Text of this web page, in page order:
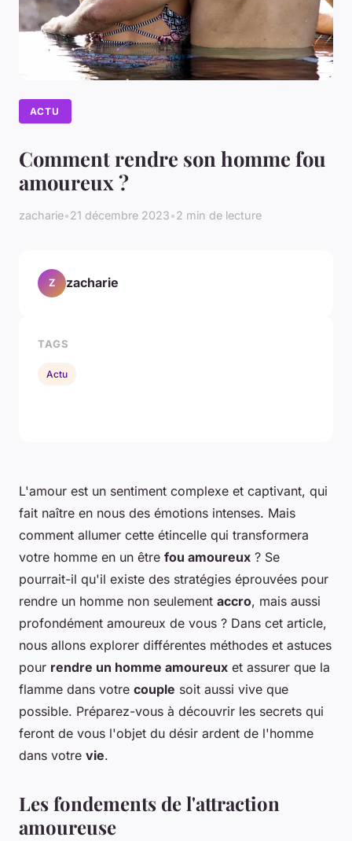
ACTU
Comment rendre son homme fou
amoureux ?
zacharie•21 décembre 2023•2 min de lecture
L'amour est un sentiment complexe et captivant, qui
fait naître en nous des émotions intenses. Mais
comment allumer cette étincelle qui transformera
votre homme en un être fou amoureux ? Se
pourrait-il qu'il existe des stratégies éprouvées pour
rendre un homme non seulement accro, mais aussi
profondément amoureux de vous ? Dans cet article,
nous allons explorer différentes méthodes et astuces
pour rendre un homme amoureux et assurer que la
flamme dans votre couple soit aussi vive que
possible. Préparez-vous à découvrir les secrets qui
feront de vous l'objet du désir ardent de l'homme
dans votre vie.
Les fondements de l'attraction
amoureuse
Z zacharie
TAGS
Actu